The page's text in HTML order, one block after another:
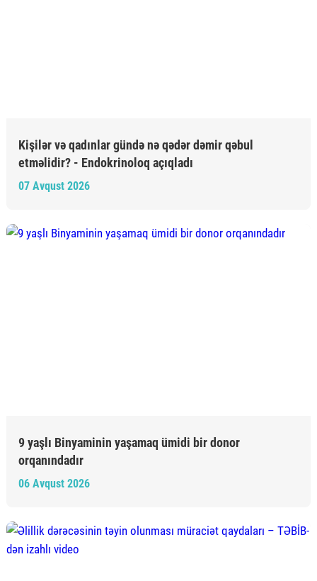
Kişilər və qadınlar gündə nə qədər dəmir qəbul
etməlidir? - Endokrinoloq açıqladı
07 Avqust 2026
9 yaşlı Binyaminin yaşamaq ümidi bir donor
orqanındadır
06 Avqust 2026